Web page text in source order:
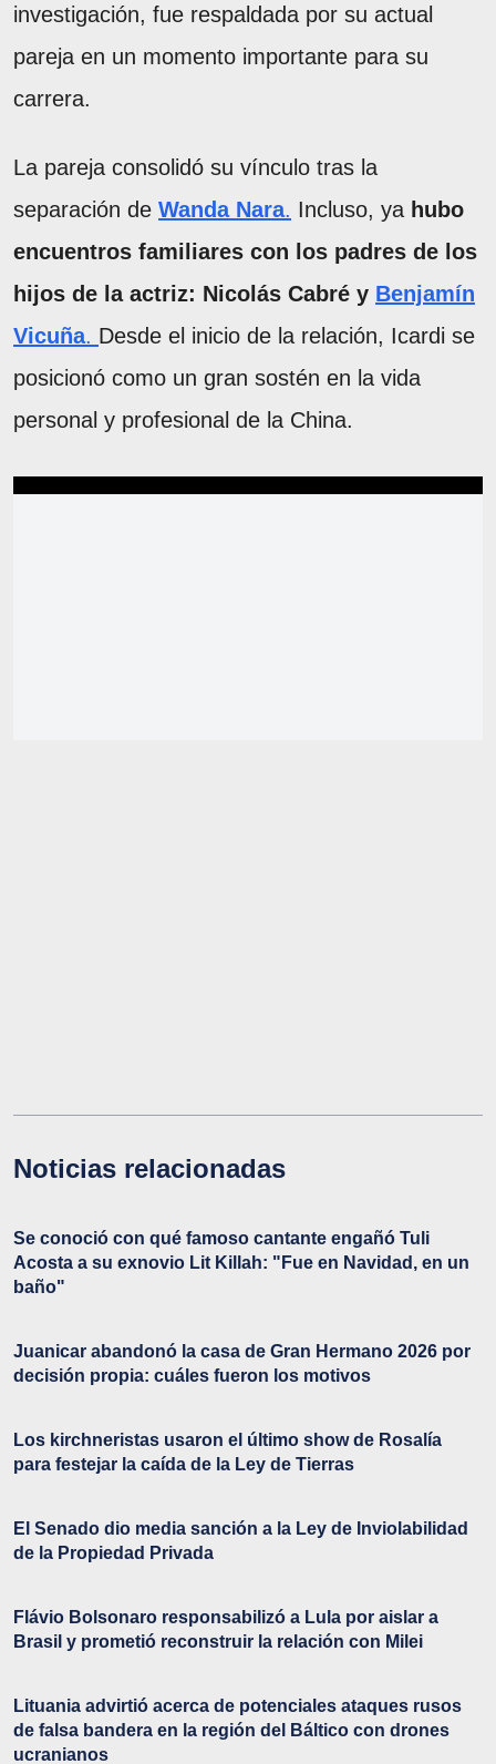
investigación, fue respaldada por su actual
pareja en un momento importante para su
carrera.
La pareja consolidó su vínculo tras la
separación de Wanda Nara. Incluso, ya hubo
encuentros familiares con los padres de los
hijos de la actriz: Nicolás Cabré y Benjamín
Vicuña. Desde el inicio de la relación, Icardi se
posicionó como un gran sostén en la vida
personal y profesional de la China.
Noticias relacionadas
Se conoció con qué famoso cantante engañó Tuli
Acosta a su exnovio Lit Killah: "Fue en Navidad, en un
baño"
Juanicar abandonó la casa de Gran Hermano 2026 por
decisión propia: cuáles fueron los motivos
Los kirchneristas usaron el último show de Rosalía
para festejar la caída de la Ley de Tierras
El Senado dio media sanción a la Ley de Inviolabilidad
de la Propiedad Privada
Flávio Bolsonaro responsabilizó a Lula por aislar a
Brasil y prometió reconstruir la relación con Milei
Lituania advirtió acerca de potenciales ataques rusos
de falsa bandera en la región del Báltico con drones
ucranianos